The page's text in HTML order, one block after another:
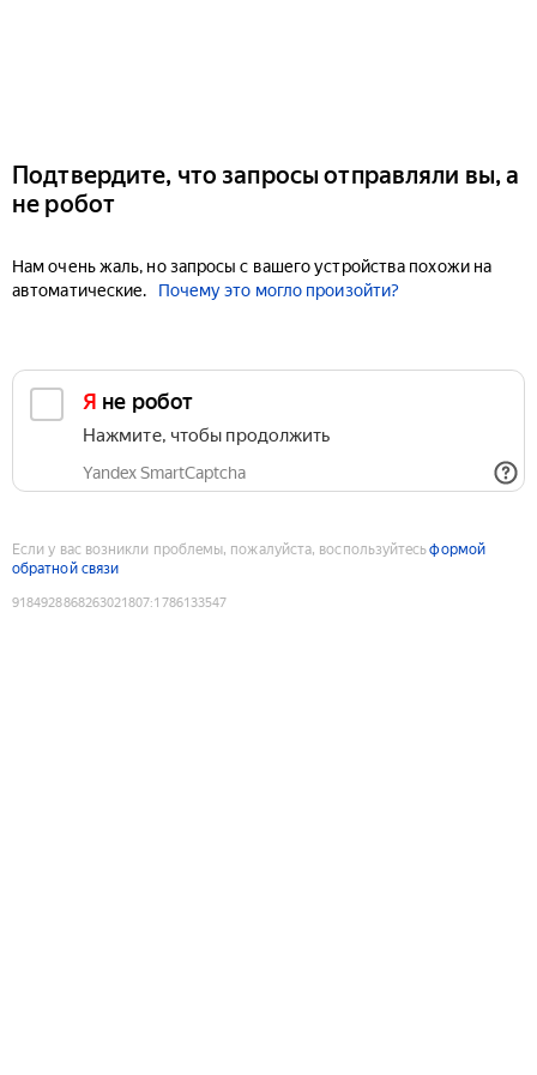
Подтвердите, что запросы отправляли вы, а
не робот
Нам очень жаль, но запросы с вашего устройства похожи на
автоматические.
Почему это могло произойти?
Я не робот
Нажмите, чтобы продолжить
Yandex SmartCaptcha
Если у вас возникли проблемы, пожалуйста, воспользуйтесьформой
обратной связи
9184928868263021807:1786133547